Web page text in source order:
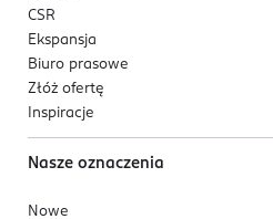
CSR
Ekspansja
Biuro prasowe
Złóż ofertę
Inspiracje
Nasze oznaczenia
Nowe